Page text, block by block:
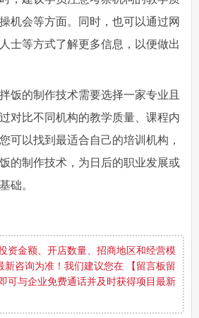
机会等方面。同时，也可以通过网
士等方式了解更多信息，以便做出
饭的制作技术需要选择一家专业且
对比不同机构的教学质量、课程内
可以找到最适合自己的培训机构，
的制作技术，为日后的职业发展或
础。
资金额、开店数量、招商地区和经营模
新咨询为准！我们建议您在 【留言板留
可与企业免费通话并及时获得项目最新